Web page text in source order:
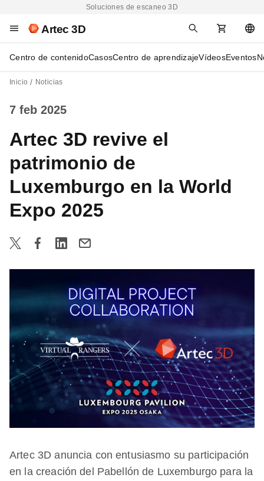
Soluciones de escaneo 3D
Artec 3D
Centro de contenidoCasosCentro de aprendizajeVídeosEventos
Inicio Noticias
7 feb 2025
Artec 3D revive el
patrimonio de
Luxemburgo en la World
Expo 2025
Artec 3D anuncia con entusiasmo su participación
en la creación del Pabellón de Luxemburgo para la